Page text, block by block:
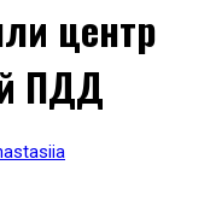
центр
ПДД